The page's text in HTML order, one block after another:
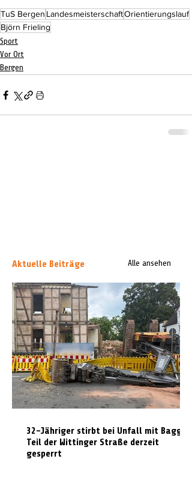
TuS Bergen LandesmeisterschaftOrientierungslauf
Björn Frieling
Sport
Vor Ort
Bergen
Aktuelle Beiträge Alle ansehen
32-Jähriger stirbt bei Unfall mit Bagger:
Teil der Wittinger Straße derzeit
gesperrt